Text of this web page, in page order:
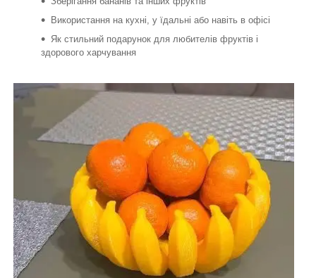
Використання на кухні, у їдальні або навіть в офісі
Як стильний подарунок для любителів фруктів і
здорового харчування